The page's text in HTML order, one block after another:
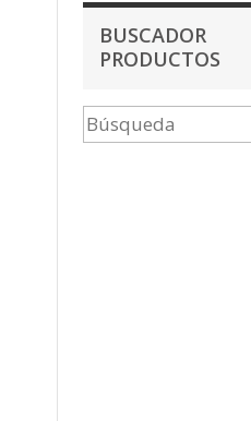
BUSCADOR
PRODUCTOS